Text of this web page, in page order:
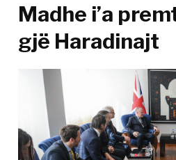
Madhe i’a
gjë Haradinajt